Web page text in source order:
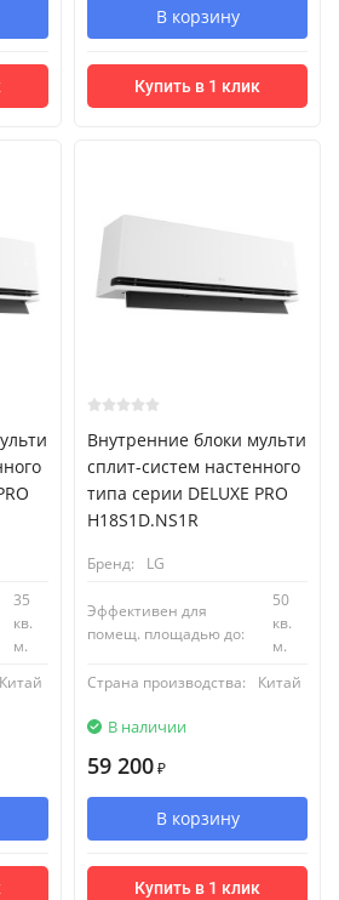
В корзину
Купить в 1 клик
35
кв.
м.
Китай
Внутренние блоки мульти
сплит-систем настенного
типа серии DELUXE PRO
H18S1D.NS1R
Бренд: LG
Эффективен для
помещ. площадью до:
50
кв.
м.
Страна производства:
Китай
В наличии
59 200 ₽
В корзину
Купить в 1 клик